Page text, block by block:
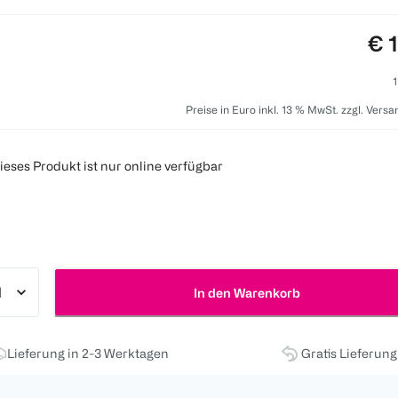
€
Preise in Euro inkl. 13 % MwSt. zzgl.
Produkt ist nur online verfügbar
In den Warenkorb
Lieferung in 2-3 Werktagen Gratis